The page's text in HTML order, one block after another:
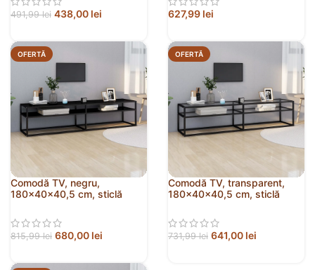
491,99lei 438,00 lei 627,99 lei
OFERTĂ
Comodă TV, negru,
180x40x40,5 cm, sticlă
815,99lei 680,00 lei
OFERTĂ
Comodă TV, transparent,
180x40x40,5 cm, sticlă
731,99lei 641,00 lei